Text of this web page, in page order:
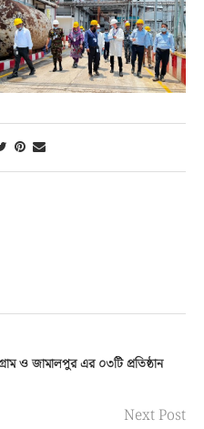
ও জামালপুর এর ০৩টি প্রতিষ্ঠান
Next Post